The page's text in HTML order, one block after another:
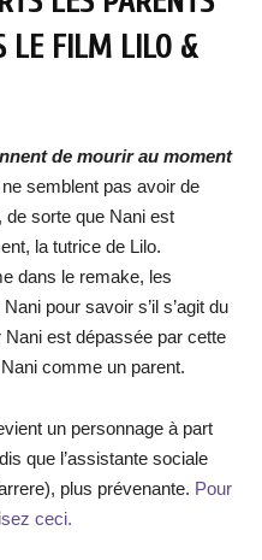
LE FILM LILO &
de mourir au moment
semblent pas avoir de
de sorte que Nani est
la tutrice de Lilo.
dans le remake, les
pour savoir s’il s’agit du
est dépassée par cette
comme un parent.
un personnage à part
que l’assistante sociale
plus prévenante. Pour
ceci.